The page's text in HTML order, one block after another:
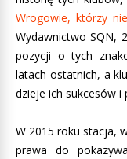
Wrogowie, którzy
Wydawnictwo SQN,
pozycji o tych
latach ostatnich, a
dzieje ich sukcesów i
W 2015 roku stacja,
prawa do